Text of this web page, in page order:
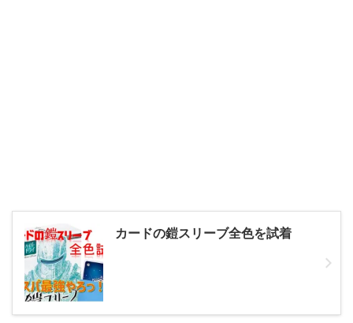
カードの鎧スリーブ全色を試着